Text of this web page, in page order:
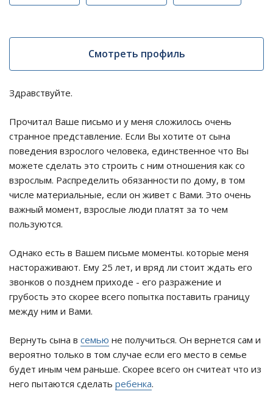
Смотреть профиль
Здравствуйте.
Прочитал Ваше письмо и у меня сложилось очень
странное представление. Если Вы хотите от сына
поведения взрослого человека, единственное что Вы
можете сделать это строить с ним отношения как со
взрослым. Распределить обязанности по дому, в том
числе материальные, если он живет с Вами. Это очень
важный момент, взрослые люди платят за то чем
пользуются.
Однако есть в Вашем письме моменты. которые меня
настораживают. Ему 25 лет, и вряд ли стоит ждать его
звонков о позднем приходе - его разражение и
грубость это скорее всего попытка поставить границу
между ним и Вами.
Вернуть сына в семью не получиться. Он вернется сам и
вероятно только в том случае если его место в семье
будет иным чем раньше. Скорее всего он считеат что из
него пытаются сделать ребенка.